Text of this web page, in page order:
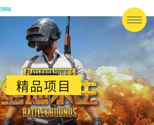
精品项目